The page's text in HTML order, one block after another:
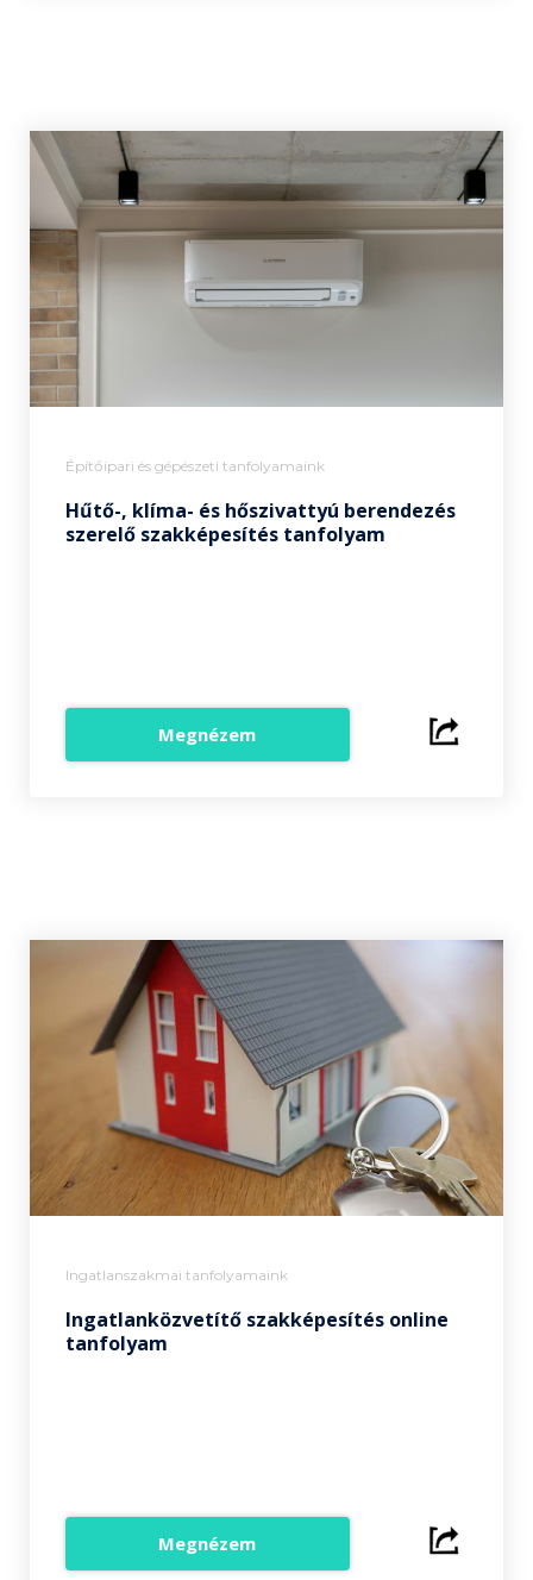
Építőipari és gépészeti tanfolyamaink
Hűtő-, klíma- és hőszivattyú berendezés
szerelő szakképesítés tanfolyam
Megnézem
Ingatlanszakmai tanfolyamaink
Ingatlanközvetítő szakképesítés online
tanfolyam
Megnézem